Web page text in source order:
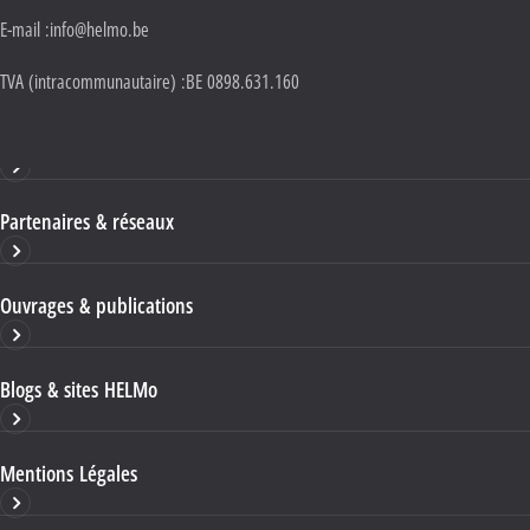
E-mail :info@helmo.be
TVA (intracommunautaire) :BE 0898.631.160
Partenaires & réseaux
Ouvrages & publications
Blogs & sites HELMo
Mentions Légales